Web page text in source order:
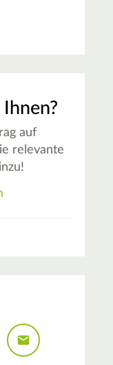
auf
relevante